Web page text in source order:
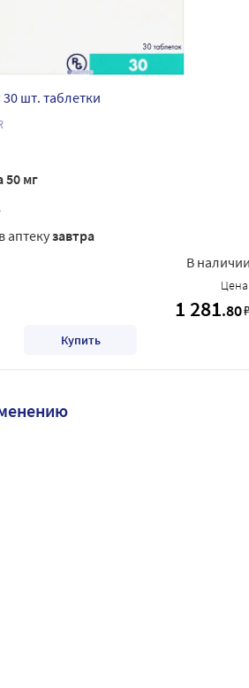
шт. таблетки
50 мг
аптекузавтра
В наличии
Цена:
1 281.80₽
Купить